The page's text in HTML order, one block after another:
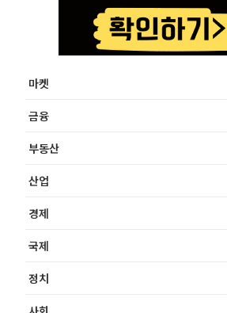
마켓
금융
부동산
산업
경제
국제
정치